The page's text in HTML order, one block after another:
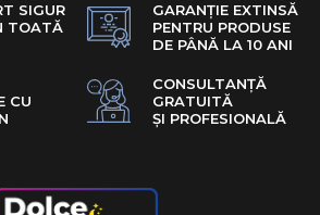
SIGUR
TOATĂ
GARANȚIE EXTINSĂ
PENTRU PRODUSE
DE PÂNĂ LA 10 ANI
CU
CONSULTANȚĂ
GRATUITĂ
ȘI PROFESIONALĂ